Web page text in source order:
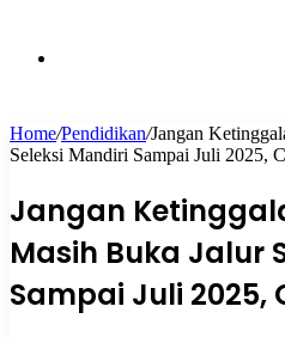
for
Home/Pendidikan/Jangan
Seleksi Mandiri Sampai Juli 2025,
Jangan
Masih Buka Jalur
Sampai Juli 2025,